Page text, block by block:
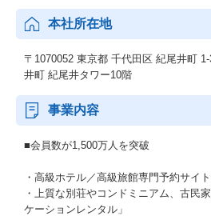
本社所在地
〒1070052 東京都 千代田区 紀尾井町
井町 紀尾井タワー10階
事業内容
■会員数が1,500万人を突破
・高級ホテル／高級旅館専門予約サイ
・上質な別荘やコンドミニアム、古民
ケーションレンタル」